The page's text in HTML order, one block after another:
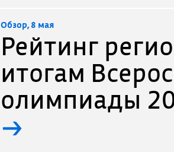
Обзор, 8 мая
Рейтинг
итогам
олимпиады
→